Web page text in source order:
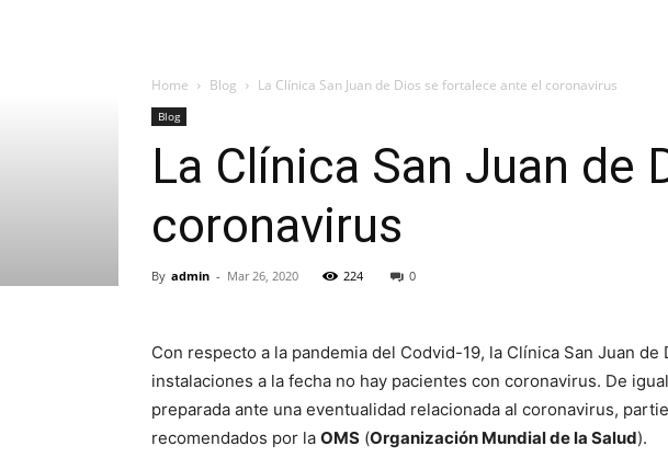
Home Blog La Clínica San Juan de Dios se fortalece ante el coronavirus
Blog
La Clínica San Juan de
coronavirus
By admin - Mar 26, 2020 224 0
Con respecto a la pandemia del Codvid-19, la Clínica San Juan
instalaciones a la fecha no hay pacientes con coronavirus. De
preparada ante una eventualidad relacionada al coronavirus,
recomendados por la OMS (Organización Mundial de la Salud).